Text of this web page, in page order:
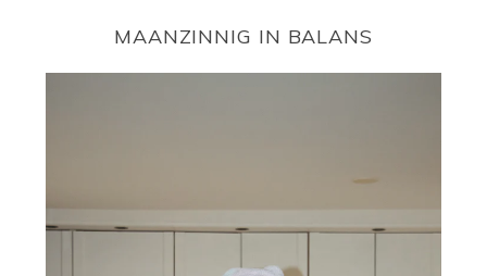
MAANZINNIG IN BALANS